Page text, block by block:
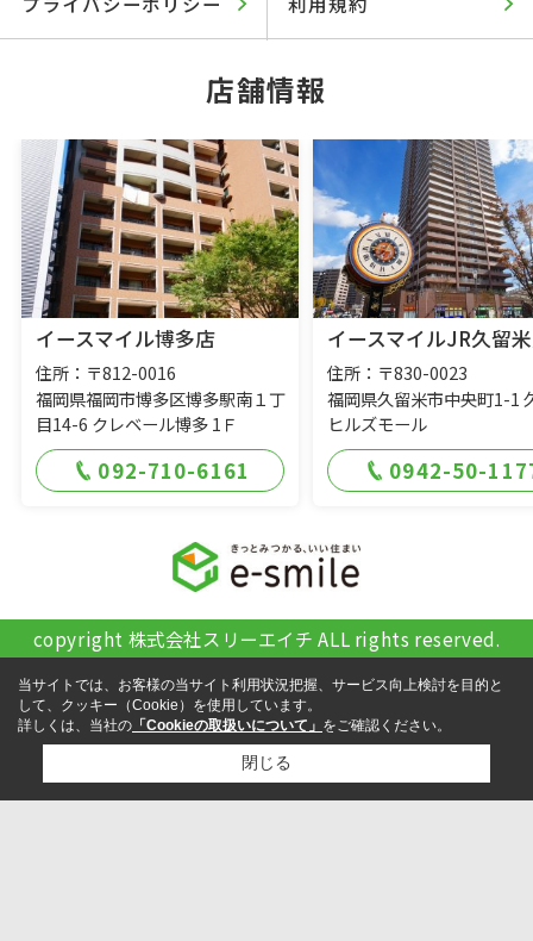
店舗情報
イースマイル博多店
住所：〒812-0016
福岡県福岡市博多区博多駅南１丁
目14-6 クレベール博多 1Ｆ
092-710-6161
イースマイルJR久留
住所：〒830-0023
福岡県久留米市中央町1-1
ヒルズモール
0942-50-
copyright 株式会社スリーエイチ ALL rights reserved.
当サイトでは、お客様の当サイト利用状況把握、サービス向上検討を目的と
して、クッキー（Cookie）を使用しています。
詳しくは、当社の 「Cookieの取扱いについて」 をご確認ください。
閉じる